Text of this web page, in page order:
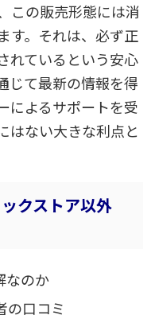
この販売形態には消
す。それは、必ず正
れているという安心
じて最新の情報を得
によるサポートを受
はない大きな利点と
クストア以外
なのか
の口コミ